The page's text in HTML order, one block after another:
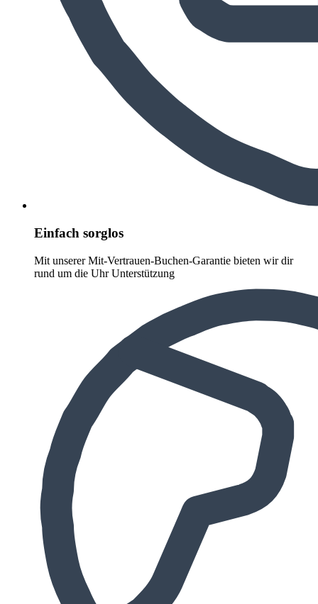
Einfach sorglos
Mit unserer Mit-Vertrauen-Buchen-Garantie bieten wir dir
rund um die Uhr Unterstützung